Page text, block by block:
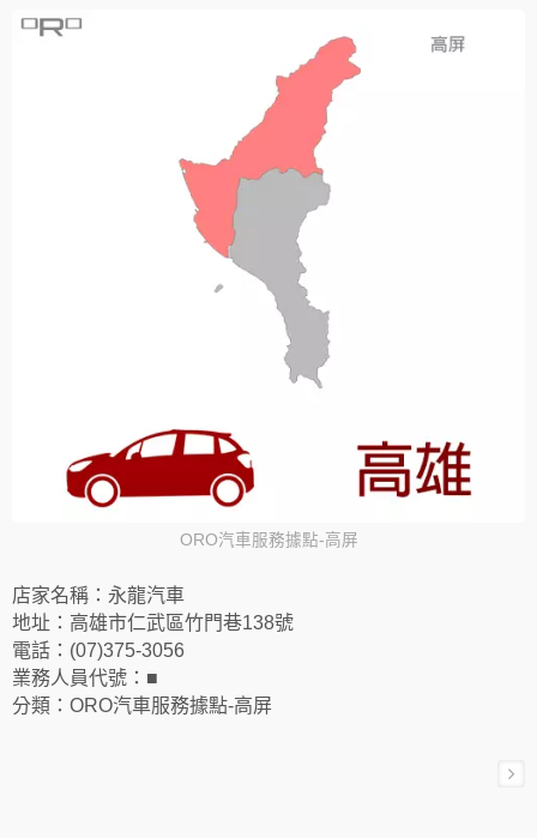
ORO汽車服務據點-高屏
店家名稱：永龍汽車
地址：高雄市仁武區竹門巷138號
電話：(07)375-3056
業務人員代號：■
分類：ORO汽車服務據點-高屏